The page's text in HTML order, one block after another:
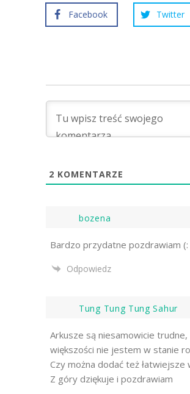
Facebook Twitter
2 KOMENTARZE
bozena
Bardzo przydatne pozdrawiam (:
Odpowiedz
Tung Tung Tung Sahur
Arkusze są niesamowicie trudne,
większości nie jestem w stanie
Czy można dodać też łatwiejsze
Z góry dziękuje i pozdrawiam